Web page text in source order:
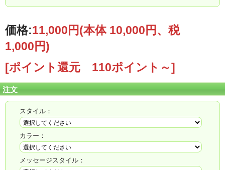
価格:11,000円(本体 10,000円、税
1,000円)
[ポイント還元 110ポイント～]
注文
スタイル：
カラー：
メッセージスタイル：